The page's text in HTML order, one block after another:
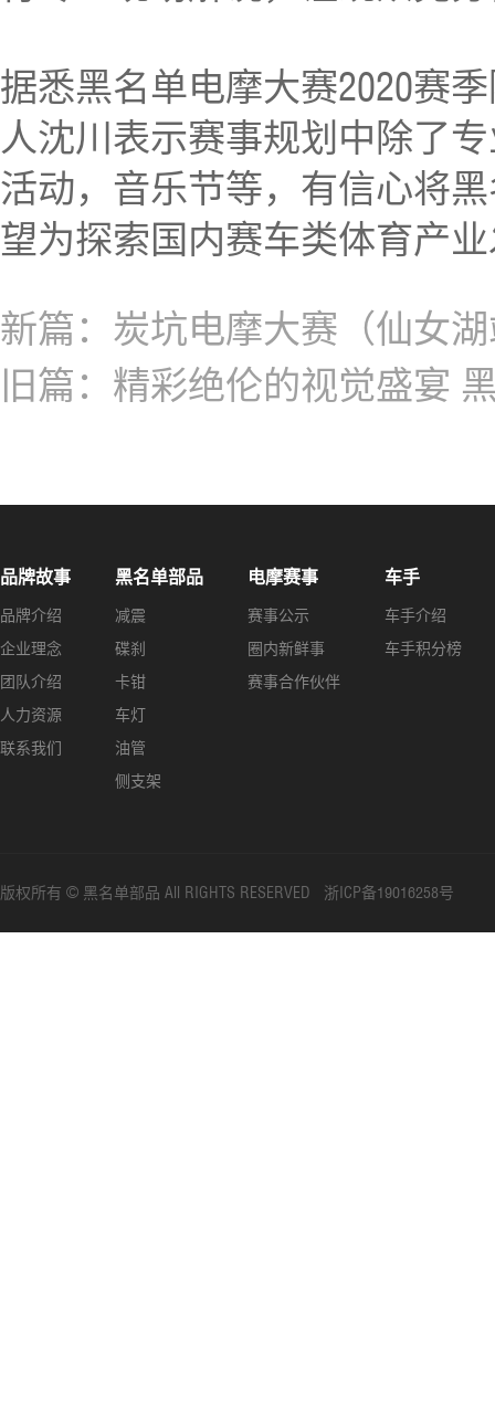
据悉黑名单电摩大赛2020赛
人沈川表示赛事规划中除了
活动，音乐节等，有信心将
望为探索国内赛车类体育产
新篇：炭坑电摩大赛（仙女
旧篇：精彩绝伦的视觉盛宴
品牌故事
品牌介绍
企业理念
团队介绍
人力资源
联系我们
黑名单部品
减震
碟刹
卡钳
车灯
油管
侧支架
电摩赛事
赛事公示
圈内新鲜事
赛事合作伙伴
车手
车手介绍
车手积分榜
版权所有 © 黑名单部品 All RIGHTS RESERVED 浙ICP备19016258号